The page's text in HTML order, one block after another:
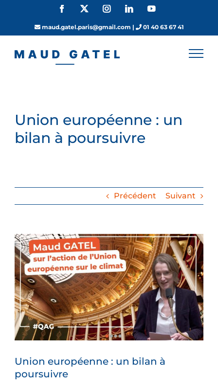
Facebook InstagramLinkedInYouTube
maud.gatel.paris@gmail.com | 01 40 63 67 41
Union européenne : un
bilan à poursuivre
Précédent Suivant
Voir
l'image
agrandie
Union européenne : un bilan à
poursuivre